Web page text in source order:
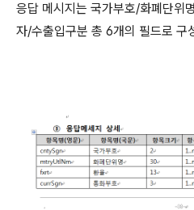
응답 메시지는 국가부호/화폐단위
자/수출입구분 총 6개의 필드로 구